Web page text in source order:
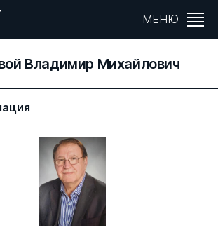
МЕНЮ
Владимир Михайлович